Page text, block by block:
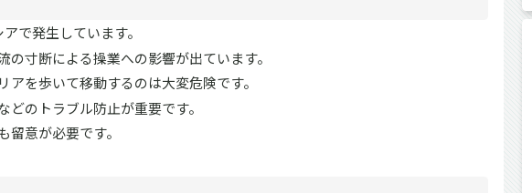
で発生しています。
寸断による操業への影響が出ています。
を歩いて移動するのは大変危険です。
のトラブル防止が重要です。
意が必要です。